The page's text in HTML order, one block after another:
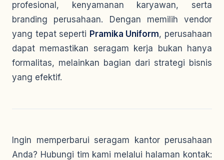
profesional, kenyamanan karyawan, serta
branding perusahaan. Dengan memilih vendor
yang tepat seperti Pramika Uniform, perusahaan
dapat memastikan seragam kerja bukan hanya
formalitas, melainkan bagian dari strategi bisnis
yang efektif.
Ingin memperbarui seragam kantor perusahaan
Anda? Hubungi tim kami melalui halaman kontak: